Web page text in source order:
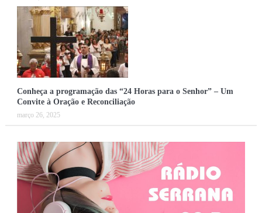
Conheça a programação das “24 Horas para o Senhor” – Um
Convite à Oração e Reconciliação
março 26, 2025